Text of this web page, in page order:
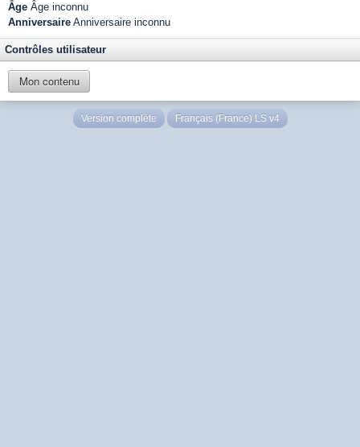
Âge Âge inconnu
Anniversaire Anniversaire inconnu
Contrôles utilisateur
Mon contenu
Version complète Français (France) LS v4